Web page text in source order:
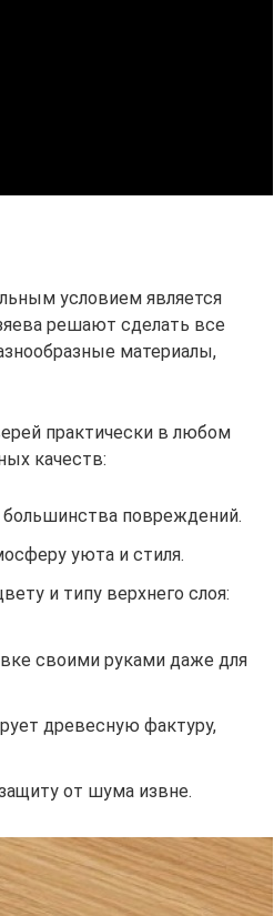
условием является
решают сделать все
материалы,
практически в любом
качеств:
повреждений.
уюта и стиля.
и типу верхнего слоя:
своими руками даже для
древесную фактуру,
от шума извне.